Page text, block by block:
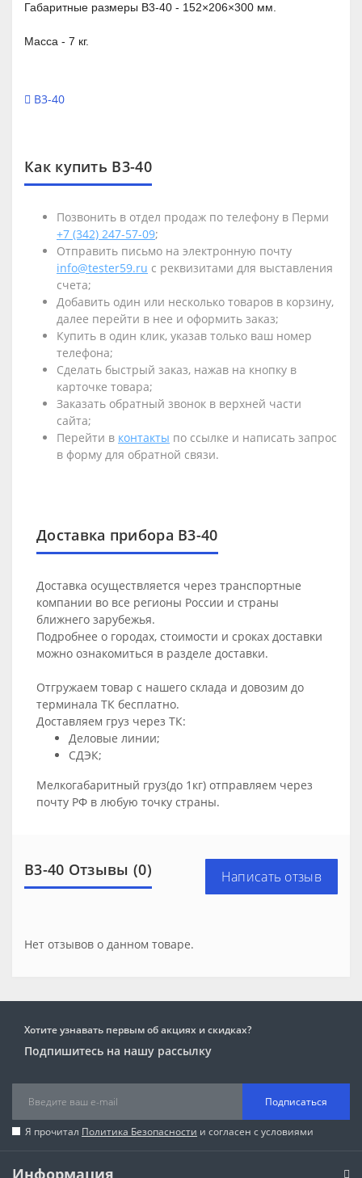
Габаритные размеры В3-40 - 152×206×300 мм.
Масса - 7 кг.
В3-40
Как купить В3-40
Позвонить в отдел продаж по телефону в Перми
+7 (342) 247-57-09;
Отправить письмо на электронную почту
info@tester59.ru с реквизитами для выставления
счета;
Добавить один или несколько товаров в корзину,
далее перейти в нее и оформить заказ;
Купить в один клик, указав только ваш номер
телефона;
Сделать быстрый заказ, нажав на кнопку в
карточке товара;
Заказать обратный звонок в верхней части
сайта;
Перейти в контакты по ссылке и написать запрос
в форму для обратной связи.
Доставка прибора В3-40
Доставка осуществляется через транспортные
компании во все регионы России и страны
ближнего зарубежья.
Подробнее о городах, стоимости и сроках доставки
можно ознакомиться в разделе доставки.
Отгружаем товар с нашего склада и довозим до
терминала ТК бесплатно.
Доставляем груз через ТК:
Деловые линии;
СДЭК;
Мелкогабаритный груз(до 1кг) отправляем через
почту РФ в любую точку страны.
В3-40 Отзывы (0) Написать отзыв
Нет отзывов о данном товаре.
Хотите узнавать первым об акциях и скидках?
Подпишитесь на нашу рассылку
Подписаться
Я прочитал Политика Безопасности и согласен с условиями
Информация